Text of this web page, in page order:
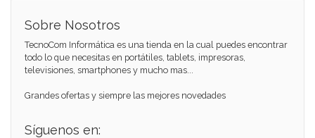
Sobre Nosotros
TecnoCom Informática es una tienda en la cual puedes encontrar
todo lo que necesitas en portátiles, tablets, impresoras,
televisiones, smartphones y mucho mas...
Grandes ofertas y siempre las mejores novedades
Síguenos en: